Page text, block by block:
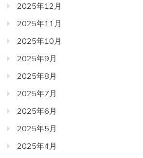
2025年12月
2025年11月
2025年10月
2025年9月
2025年8月
2025年7月
2025年6月
2025年5月
2025年4月